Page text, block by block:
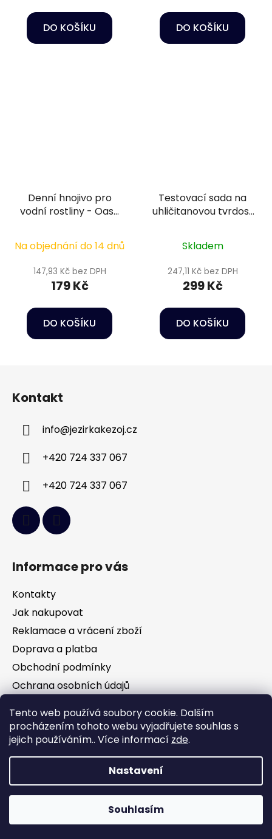
Tento web používá soubory cookie. Dalším
procházením tohoto webu vyjadřujete souhlas s
jejich používáním.. Více informací zde.
Nastavení
Souhlasím
DO KOŠÍKU DO KOŠÍKU
Denní hnojivo pro
vodní rostliny - Oase
Fertilizer 100 ml
Na objednání do 14 dnů
147,93 Kč bez DPH
179 Kč
DO KOŠÍKU
Testovací sada na
uhličitanovou tvrdost
Skladem
247,11 Kč bez DPH
299 Kč
DO KOŠÍKU
Kontakt
info@jezirkakezoj.cz
+420 724 337 067
+420 724 337 067
Informace pro vás
Kontakty
Jak nakupovat
Reklamace a vrácení zboží
Doprava a platba
Obchodní podmínky
Ochrana osobních údajů
Facebook
Vytvořil Shoptet
Jezírka Kezoj
vyhrazena.